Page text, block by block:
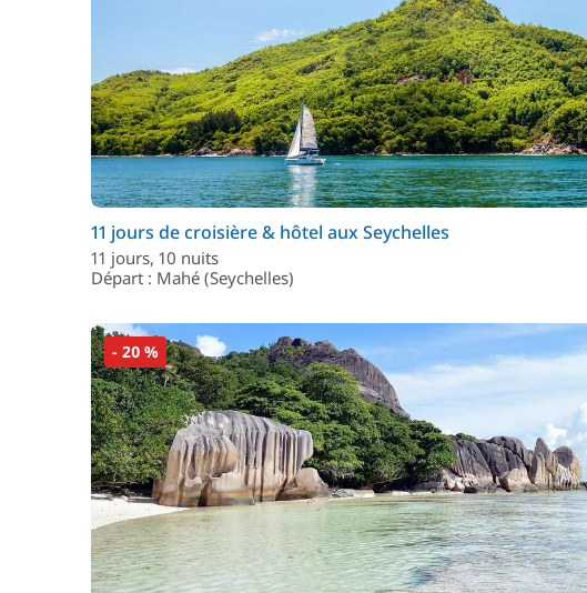
11 jours de croisière & hôtel aux Seychelles
11 jours, 10 nuits
Départ : Mahé (Seychelles)
- 20 %